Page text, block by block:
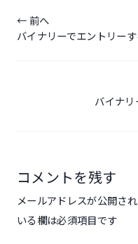
稿
ナ
ン
前へ
バイナリーでエントリー
バイナ
コメントを残す
メールアドレスが公開さ
いる欄は必須項目です